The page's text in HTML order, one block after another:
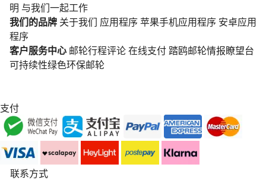
明 与我们一起工作
我们的品牌 关于我们 应用程序 苹果手机应用程序 安卓应用
程序
客户服务中心 邮轮行程评论 在线支付 踏鸥邮轮情报瞭望台
可持续性绿色环保邮轮
支付
联系方式